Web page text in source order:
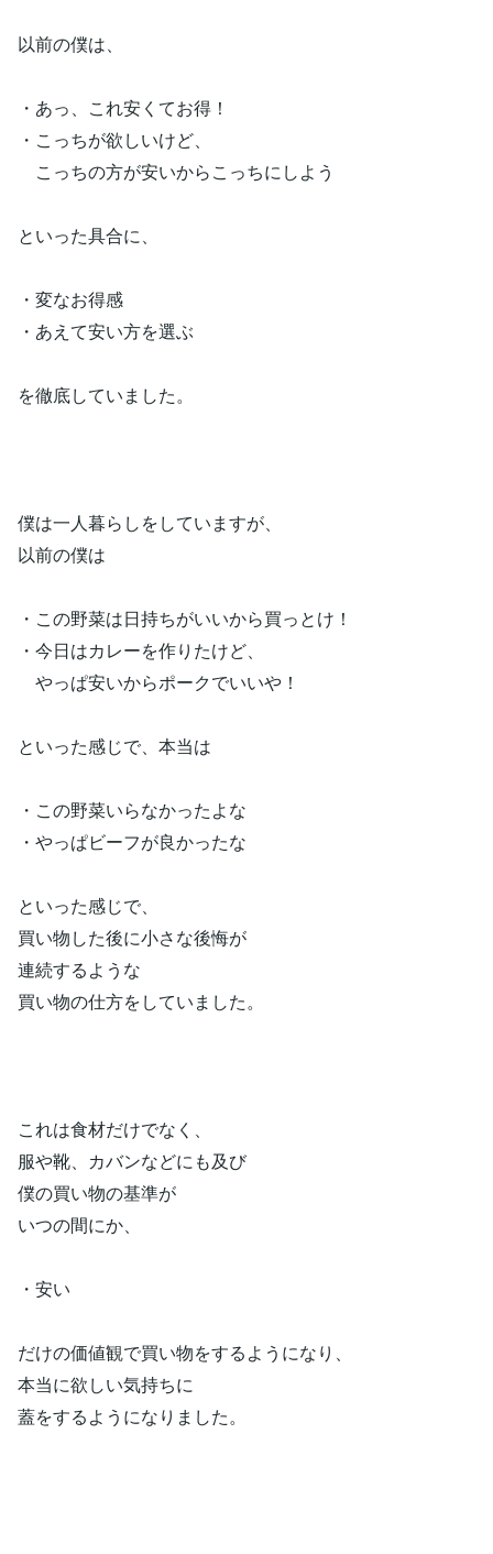
以前の僕は、
・あっ、これ安くてお得！
・こっちが欲しいけど、
こっちの方が安いからこっちにしよう
といった具合に、
・変なお得感
・あえて安い方を選ぶ
を徹底していました。
僕は一人暮らしをしていますが、
以前の僕は
・この野菜は日持ちがいいから買っとけ！
・今日はカレーを作りたけど、
やっぱ安いからポークでいいや！
といった感じで、本当は
・この野菜いらなかったよな
・やっぱビーフが良かったな
といった感じで、
買い物した後に小さな後悔が
連続するような
買い物の仕方をしていました。
これは食材だけでなく、
服や靴、カバンなどにも及び
僕の買い物の基準が
いつの間にか、
・安い
だけの価値観で買い物をするようになり、
本当に欲しい気持ちに
蓋をするようになりました。